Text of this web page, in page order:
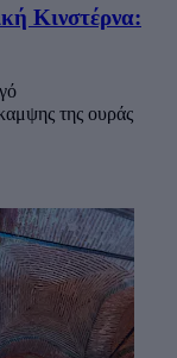
Κινστέρνα:
της ουράς